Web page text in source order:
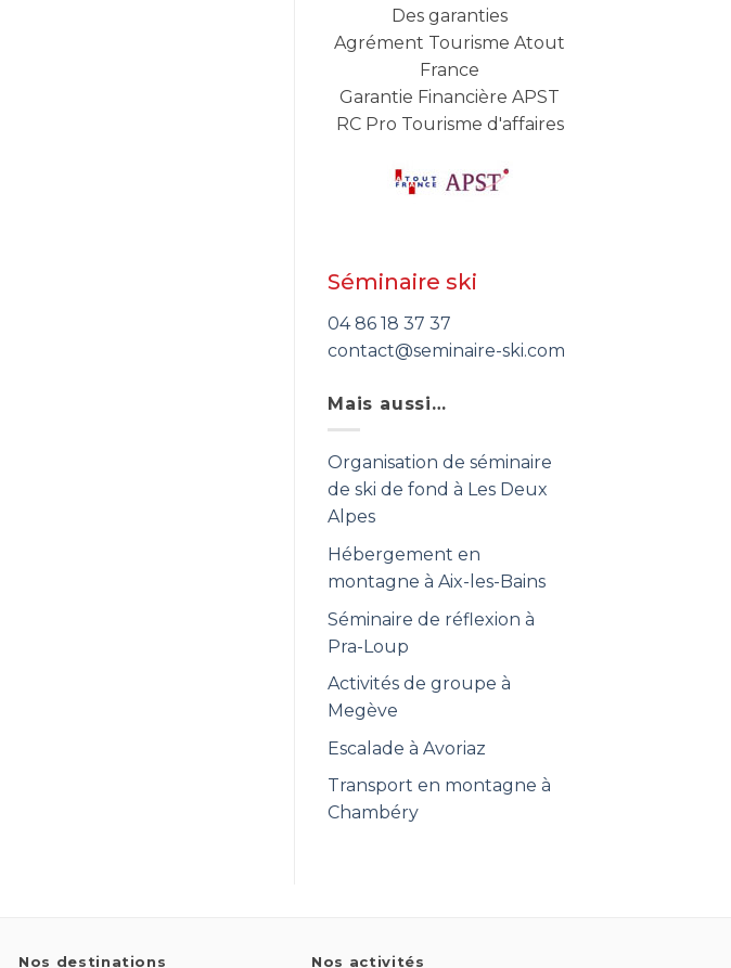
Des garanties
Agrément Tourisme Atout
France
Garantie Financière APST
RC Pro Tourisme d'affaires
Séminaire ski
04 86 18 37 37
contact@seminaire-ski.com
Mais aussi…
Organisation de séminaire
de ski de fond à Les Deux
Alpes
Hébergement en
montagne à Aix-les-Bains
Séminaire de réflexion à
Pra-Loup
Activités de groupe à
Megève
Escalade à Avoriaz
Transport en montagne à
Chambéry
Nos destinations Nos activités